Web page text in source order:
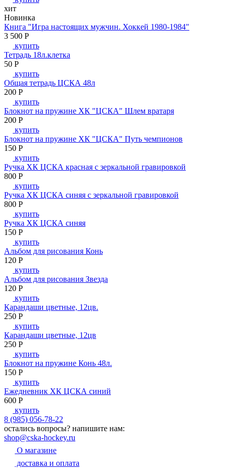
хит
Новинка
Книга "Игра настоящих мужчин. Хоккей 1980-1984"
3 500 P
купить
Тетрадь 18л.клетка
50 P
купить
Общая тетрадь ЦСКА 48л
200 P
купить
Блокнот на пружине ХК "ЦСКА" Шлем вратаря
200 P
купить
Блокнот на пружине ХК "ЦСКА" Путь чемпионов
150 P
купить
Ручка ХК ЦСКА красная с зеркальной гравировкой
800 P
купить
Ручка ХК ЦСКА синяя с зеркальной гравировкой
800 P
купить
Ручка ХК ЦСКА синяя
150 P
купить
Альбом для рисования Конь
120 P
купить
Альбом для рисования Звезда
120 P
купить
Карандаши цветные, 12цв.
250 P
купить
Карандаши цветные, 12цв
250 P
купить
Блокнот на пружине Конь 48л.
150 P
купить
Ежедневник ХК ЦСКА синий
600 P
купить
8 (985) 056-78-22
остались вопросы? напишите нам:
shop@cska-hockey.ru
О магазине
доставка и оплата